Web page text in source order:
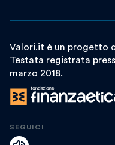
Valori.it è un progetto
Testata registrata
marzo 2018.
SEGUICI